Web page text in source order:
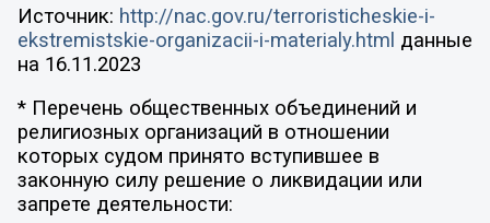
Источник: http://nac.gov.ru/terroristicheskie-i-
ekstremistskie-organizacii-i-materialy.html данные
на 16.11.2023
* Перечень общественных объединений и
религиозных организаций в отношении
которых судом принято вступившее в
законную силу решение о ликвидации или
запрете деятельности: